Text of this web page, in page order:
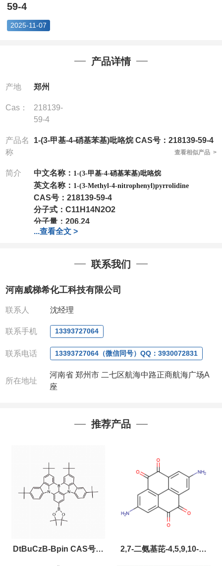
59-4
2025-11-07
产品详情
产地 郑州
Cas：
218139-
59-4
产品名
称
1-(3-甲基-4-硝基苯基)吡咯烷 CAS号：218139-59-4
查看相似产品 >
简介 中文名称： 1-(3-甲基-4-硝基苯基)吡咯烷
英文名称： 1-(3-Methyl-4-nitrophenyl)pyrrolidine
CAS号： 218139-59-4
分子式： C11H14N2O2
分子量： 206.24
包装：1Mg ; 5Mg;10Mg ;100Mg;250Mg ;500Mg
我司对高校及科研单位先发货和
作中有用到的试剂,欢迎前来询购
电话:0371-63377391/13393727064
QQ:3930072831
:13393727064
联系人: 沈晓东(欢迎致电
...查看全文 >
联系我们
河南威梯希化工科技有限公司
联系人 沈经理
联系手机 13393727064
联系电话 13393727064（微信同号）QQ：3930072831
所在地址
河南省 郑州市 二七区航海中路正商航海广场A
座
推荐产品
DtBuCzB-Bpin CAS号： 2,7-二氨基芘-4,5,9,10-四